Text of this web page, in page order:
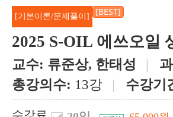
[기본이론/문제풀이] [BEST]
2025 S-OIL 에쓰오일
교수: 류준상, 한태성 |
총강의수: 13강 | 수강기